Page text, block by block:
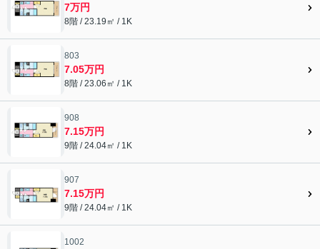
7万円
8階 / 23.19㎡ / 1K
803
7.05万円
8階 / 23.06㎡ / 1K
908
7.15万円
9階 / 24.04㎡ / 1K
907
7.15万円
9階 / 24.04㎡ / 1K
1002